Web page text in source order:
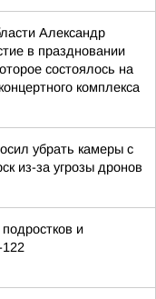
Александр
в праздновании
состоялось на
комплекса
убрать камеры с
из-за угрозы дронов
и
122